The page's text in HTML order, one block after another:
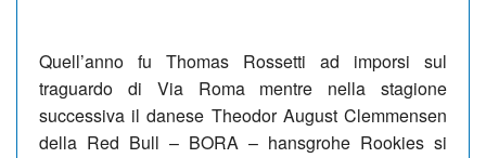
Quell’anno fu Thomas Rossetti ad imporsi sul
traguardo di Via Roma mentre nella stagione
successiva il danese Theodor August Clemmensen
della Red Bull – BORA – hansgrohe Rookies si